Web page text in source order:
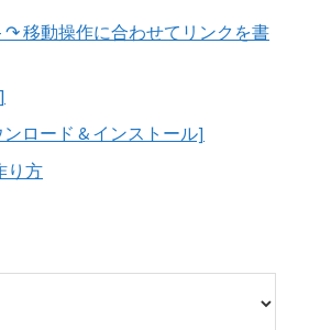
↷ 移動操作に合わせてリンクを書
ロード & インストール]
り方